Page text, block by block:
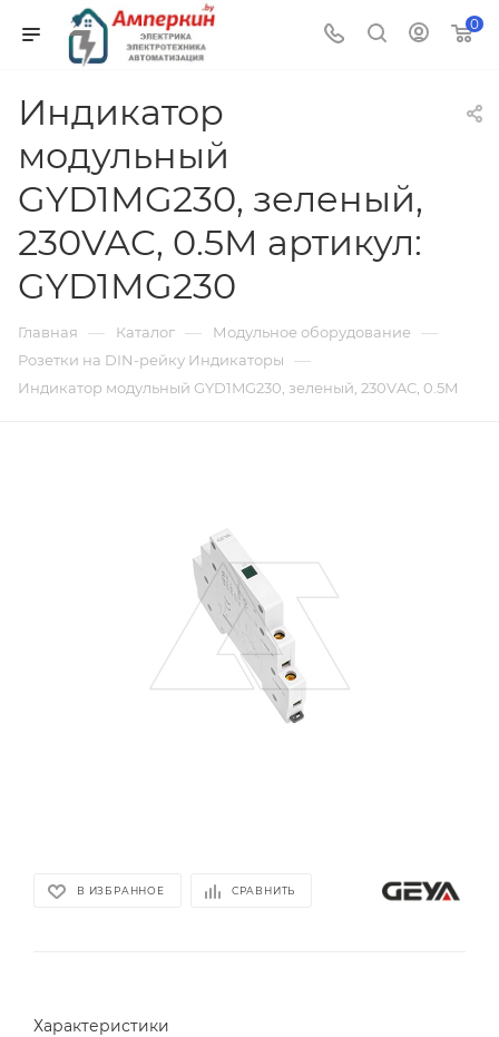
0
Индикатор
модульный
GYD1MG230, зеленый,
230VAC, 0.5M артикул:
GYD1MG230
Главная — Каталог — Модульное оборудование —
Розетки на DIN-рейку Индикаторы —
Индикатор модульный GYD1MG230, зеленый, 230VAC, 0.5M
В ИЗБРАННОЕ СРАВНИТЬ
Характеристики